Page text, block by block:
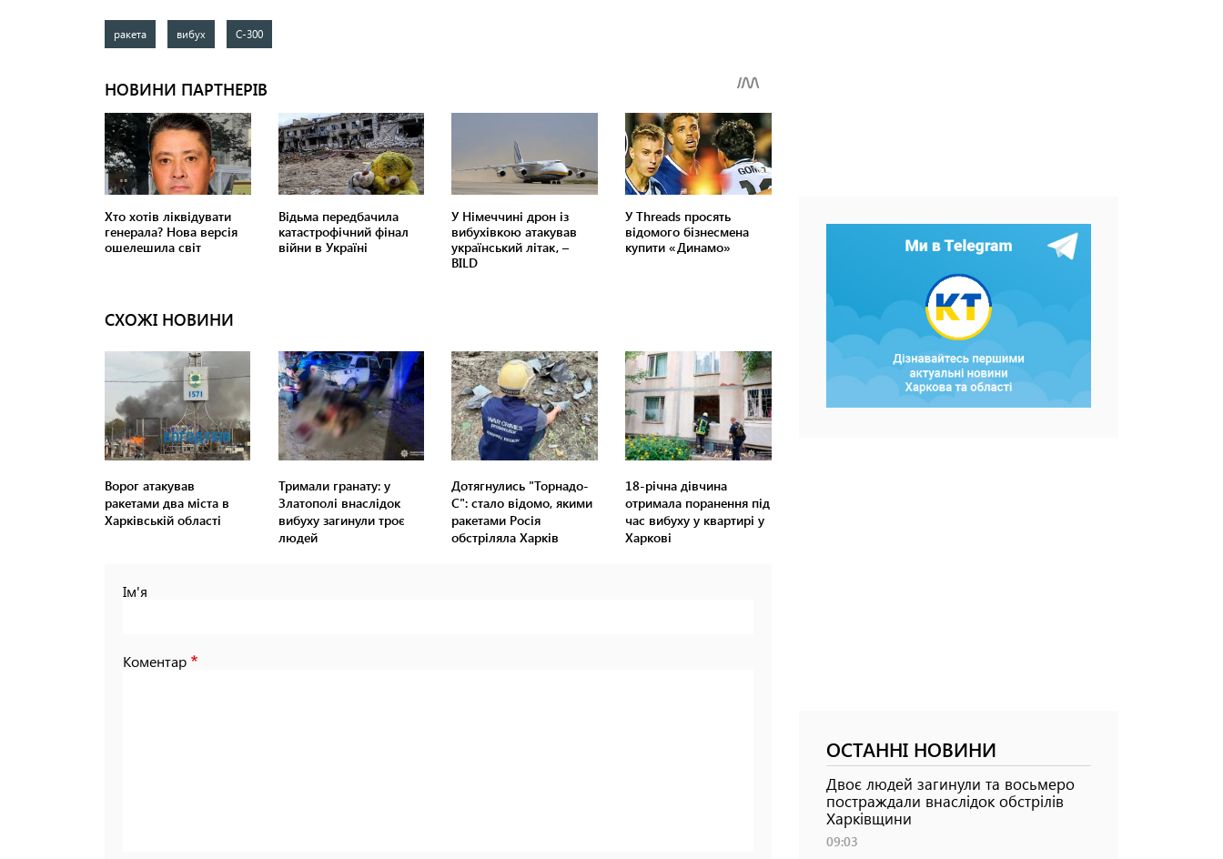
ракета вибух С-300
СХОЖІ НОВИНИ
Ворог атакував
ракетами два міста в
Харківській області
Тримали гранату: у
Златополі внаслідок
вибуху загинули троє
людей
Дотягнулись "Торнадо-
С": стало відомо, якими
ракетами Росія
обстріляла Харків
18-річна дівчина
отримала поранення під
час вибуху у квартирі у
Харкові
Ім'я
Коментар
ОСТАННІ НОВИНИ
Двоє людей загинули та восьмеро
постраждали внаслідок обстрілів
Харківщини
09:03